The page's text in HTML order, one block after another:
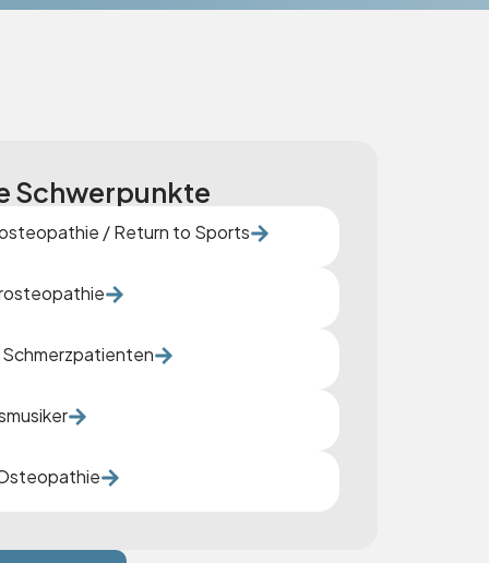
Schwerpunkte
/ Return to Sports